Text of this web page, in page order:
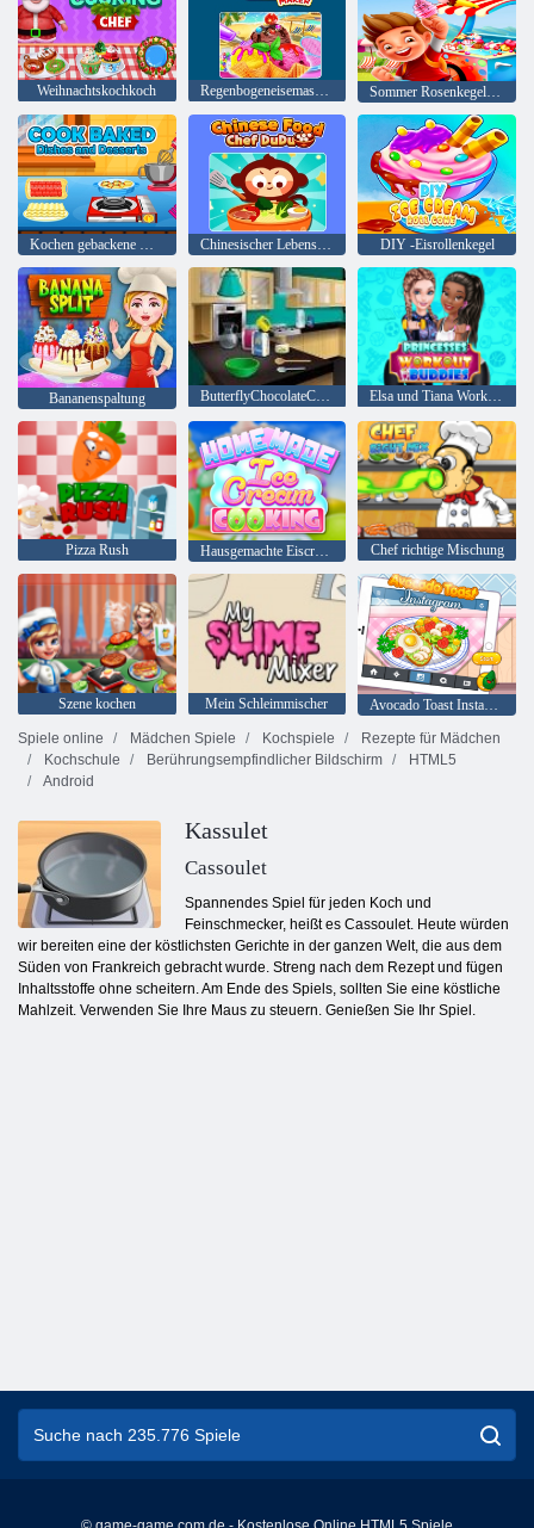
Weihnachtskochkoch Regenbogeneisemaschine Sommer Rosenkegel Eis
Kochen gebackene Gerichte und Desserts kochen Chinesischer Lebensmittelkoch Dudu DIY -Eisrollenkegel
Bananenspaltung ButterflyChocolateCake: Kochen Mit Emma Elsa und Tiana Workout Freunde
Pizza Rush Hausgemachte Eiscreme Kochen Chef richtige Mischung
Szene kochen Mein Schleimmischer
Avocado Toast Instagram
Spiele online
Mädchen Spiele Kochspiele
Rezepte für Mädchen
Kochschule
Berührungsempfindlicher Bildschirm
HTML5
Android
Kassulet
Cassoulet
Spannendes Spiel für jeden Koch und
Feinschmecker, heißt es Cassoulet. Heute würden
wir bereiten eine der köstlichsten Gerichte in der ganzen Welt, die aus dem
Süden von Frankreich gebracht wurde. Streng nach dem Rezept und fügen
Inhaltsstoffe ohne scheitern. Am Ende des Spiels, sollten Sie eine köstliche
Mahlzeit. Verwenden Sie Ihre Maus zu steuern. Genießen Sie Ihr Spiel.